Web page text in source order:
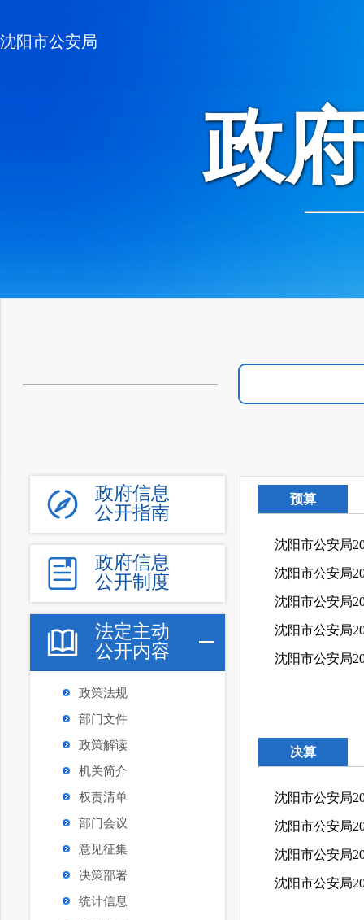
沈阳市公安局
政
政府信息
公开指南
政府信息
公开制度
法定主动
公开内容
政策法规
部门文件
政策解读
机关简介
权责清单
部门会议
意见征集
决策部署
统计信息
预算
沈阳市公安局
沈阳市公安局
沈阳市公安局
沈阳市公安局
沈阳市公安局
决算
沈阳市公安局
沈阳市公安局
沈阳市公安局
沈阳市公安局